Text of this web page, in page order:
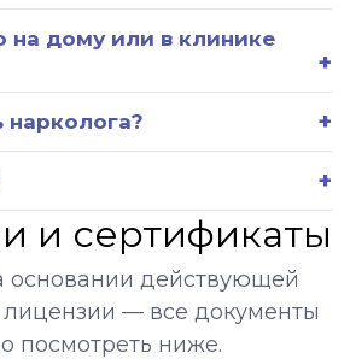
на дому или в клинике
и сертификаты
основании действующей
— все документы
посмотреть ниже.